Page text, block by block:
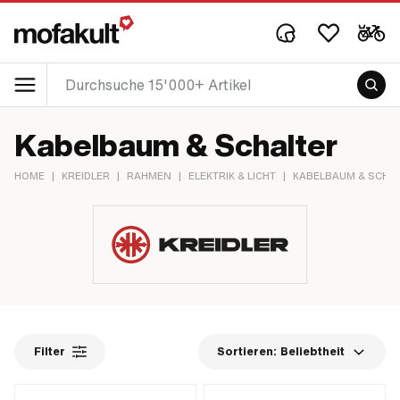
Kabelbaum & Schalter
HOME | KREIDLER | RAHMEN | ELEKTRIK & LICHT | KABELBAUM &
Filter Sortieren: Beliebtheit